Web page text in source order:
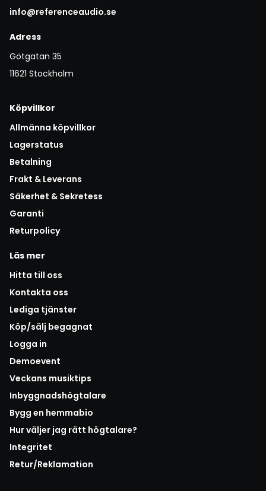
info@referenceaudio.se
Adress
Götgatan 35
11621 Stockholm
Köpvillkor
Allmänna köpvillkor
Lagerstatus
Betalning
Frakt & Leverans
Säkerhet & Sekretess
Garanti
Returpolicy
Läs mer
Hitta till oss
Kontakta oss
Lediga tjänster
Köp/sälj begagnat
Logga in
Demoevent
Veckans musiktips
Inbyggnadshögtalare
Bygg en hemmabio
Hur väljer jag rätt högtalare?
Integritet
Retur/Reklamation